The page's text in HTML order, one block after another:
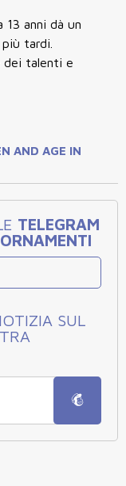
anni dà un
tardi.
dei talenti e
AND AGE IN
TELEGRAM
SUL